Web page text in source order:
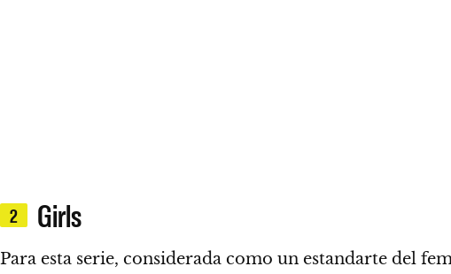
2 Girls
Para esta serie, considerada como un estandarte del